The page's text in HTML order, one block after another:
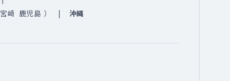
宮崎 鹿児島 ） 沖縄